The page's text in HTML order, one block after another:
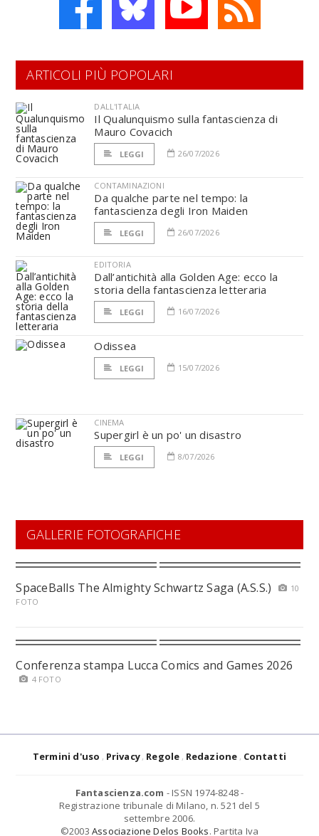
ARTICOLI PIÙ POPOLARI
DALL'ITALIA
Il Qualunquismo sulla fantascienza di
Mauro Covacich
LEGGI 26/07/2026
CONTAMINAZIONI
Da qualche parte nel tempo: la
fantascienza degli Iron Maiden
LEGGI 26/07/2026
EDITORIA
Dall’antichità alla Golden Age: ecco la
storia della fantascienza letteraria
LEGGI 16/07/2026
Odissea
LEGGI 15/07/2026
CINEMA
Supergirl è un po' un disastro
LEGGI 8/07/2026
GALLERIE FOTOGRAFICHE
SpaceBalls The Almighty Schwartz Saga (A.S.S.)
10
FOTO
Conferenza stampa Lucca Comics and Games 2026
4 FOTO
Termini d'uso Privacy Regole Redazione Contatti
Fantascienza.com - ISSN 1974-8248 -
Registrazione tribunale di Milano, n. 521 del 5
settembre 2006.
©2003 Associazione Delos Books. Partita Iva